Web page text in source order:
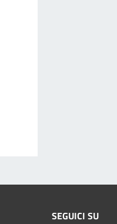
SEGUICI SU